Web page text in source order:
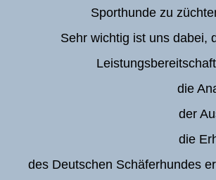
Sporthunde zu
Sehr wichtig ist uns dabei,
die
der
die
des Deutschen Schäferhundes